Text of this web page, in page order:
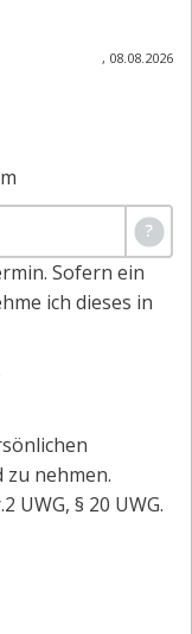
, 08.08.2026
?
Sofern ein
ich dieses in
zu nehmen.
UWG, § 20 UWG.